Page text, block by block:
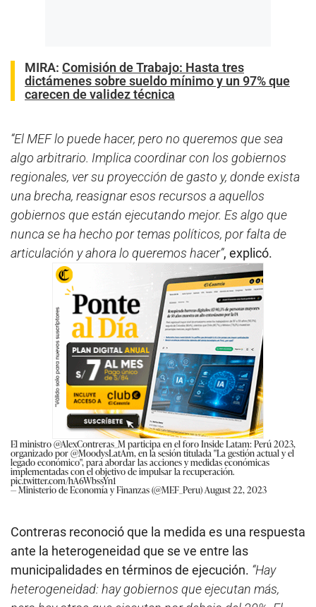
MIRA: Comisión de Trabajo: Hasta tres
dictámenes sobre sueldo mínimo y un 97% que
carecen de validez técnica
“El MEF lo puede hacer, pero no queremos que sea
algo arbitrario. Implica coordinar con los gobiernos
regionales, ver su proyección de gasto y, donde exista
una brecha, reasignar esos recursos a aquellos
gobiernos que están ejecutando mejor. Es algo que
nunca se ha hecho por temas políticos, por falta de
articulación y ahora lo queremos hacer”, explicó.
El ministro@AlexContreras_M participa en el foro Inside Latam: Perú 2023,
organizado por@MoodysLatAm, en la sesión titulada "La gestión actual y el
legado económico", para abordar las acciones y medidas económicas
implementadas con el objetivo de impulsar la recuperación.
pic.twitter.com/hA6WbssYn1
— Ministerio de Economía y Finanzas (@MEF_Peru)August 22, 2023
Contreras reconoció que la medida es una respuesta
ante la heterogeneidad que se ve entre las
municipalidades en términos de ejecución. “Hay
heterogeneidad: hay gobiernos que ejecutan más,